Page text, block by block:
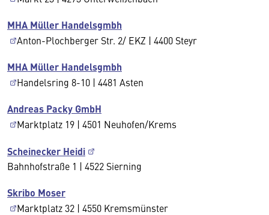
MHA Müller Handelsgmbh
Anton-Plochberger Str. 2/ EKZ | 4400 Steyr
MHA Müller Handelsgmbh
Handelsring 8-10 | 4481 Asten
Andreas Packy GmbH
Marktplatz 19 | 4501 Neuhofen/Krems
Scheinecker Heidi
Bahnhofstraße 1 | 4522 Sierning
Skribo Moser
Marktplatz 32 | 4550 Kremsmünster